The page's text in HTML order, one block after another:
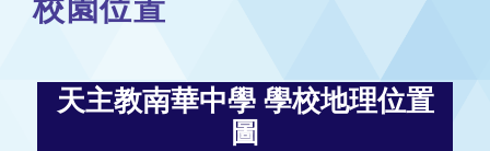
校園位置
天主教南華中學 學校地理位置
圖